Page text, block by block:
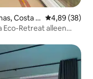
Costa Ri Gemiddelde
4,89 (38)
Eco-Retreat alleen